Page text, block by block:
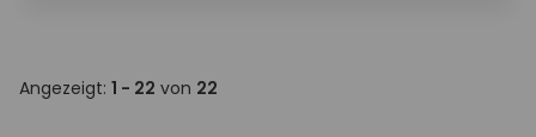
Angezeigt: 1 - 22 von 22